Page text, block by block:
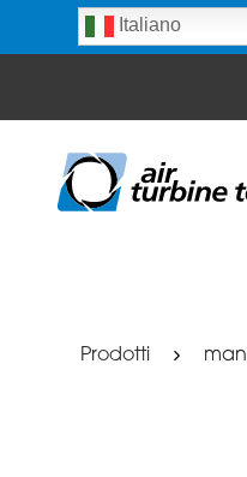
Italiano
Prodotti